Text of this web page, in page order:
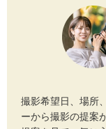
撮影希望日、場所
ーから撮影の提案